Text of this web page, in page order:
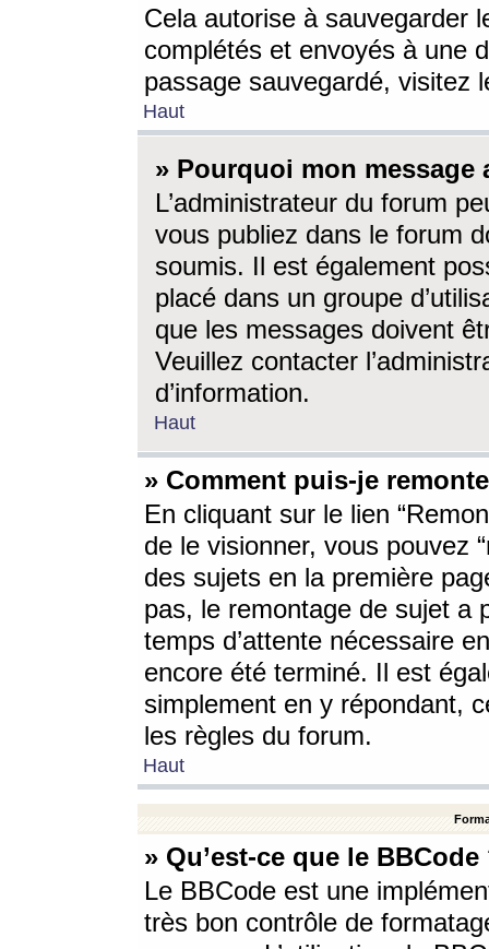
Cela autorise à sauvegarder
complétés et envoyés à une
passage sauvegardé, visitez
Haut
» Pourquoi mon message
L’administrateur du forum
vous publiez dans le forum
soumis. Il est également
placé dans un groupe
que les messages doivent
Veuillez contacter
d’information.
Haut
» Comment puis-je
En cliquant sur le lien
de le visionner, vous pouvez
des sujets en la première
pas, le remontage de sujet a
temps d’attente nécessaire
encore été terminé. Il est
simplement en y répondant,
les règles du forum.
Haut
» Qu’est-ce que le BBCode
Le BBCode est une
très bon contrôle de